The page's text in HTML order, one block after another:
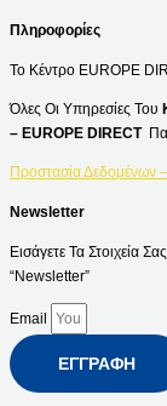
Πληροφορίες
Το Κέντρο EUROPE
Όλες Οι Υπηρεσίες Του
– EUROPE DIRECT
Προστασία
Newsletter
Εισάγετε Τα Στοιχεία
“Newsletter”
Email
ΕΓΓΡΑΦΉ